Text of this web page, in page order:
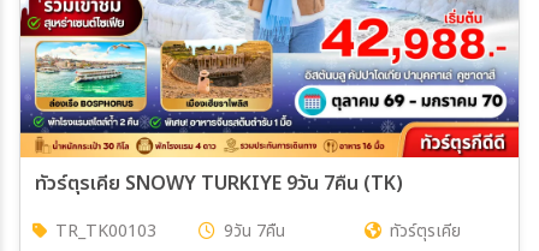
ทัวร์ตุรเคีย SNOWY TURKIYE 9วัน 7คืน (TK)
TR_TK00103 9วัน 7คืน
ทัวร์ตุรเคีย